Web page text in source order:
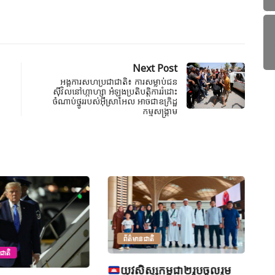
Next Post
អង្គការសហប្រជាជាតិ៖ ការសម្លាប់ជន
ស៊ីវិលនៅហ្កាហ្សា អំឡុងប្រតិបត្តិការរំដោះ
ចំណាប់ថ្នូររបស់អ៊ីស្រាអែល អាចជាឧក្រិដ្ឋ
កម្មសង្គ្រាម
ាតិ
ព័ត៌មានជាតិ
យុវសិស្សកម្ពុជា២រូបចូលរួម